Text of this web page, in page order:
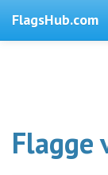
FlagsHub.com
Flagge